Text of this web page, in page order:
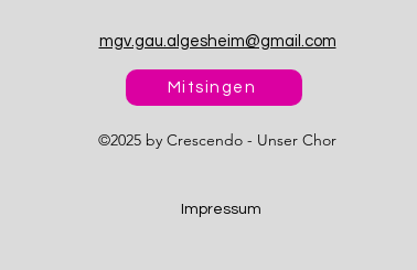
mgv.gau.algesheim@gmail.com
Mitsingen
©2025 by Crescendo - Unser Chor
Impressum